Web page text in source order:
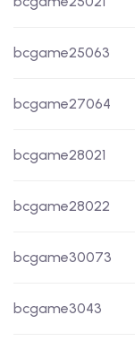
bcgame25063
bcgame27064
bcgame28021
bcgame28022
bcgame30073
bcgame3043